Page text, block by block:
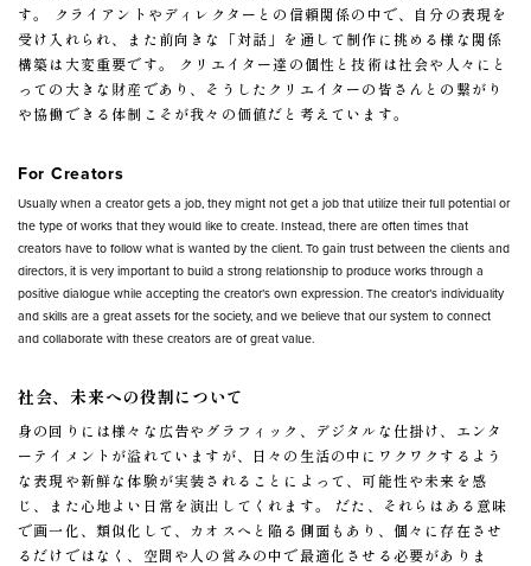
す。 クライアントやディレクターとの信頼関係の中で、自分の表現を
受け入れられ、また前向きな「対話」を通して制作に挑める様な関係
構築は大変重要です。 クリエイター達の個性と技術は社会や人々にと
っての大きな財産であり、そうしたクリエイターの皆さんとの繋がり
や協働できる体制こそが我々の価値だと考えています。
For Creators
Usually when a creator gets a job, they might not get a job that utilize their full potential or
the type of works that they would like to create. Instead, there are often times that
creators have to follow what is wanted by the client. To gain trust between the clients and
directors, it is very important to build a strong relationship to produce works through a
positive dialogue while accepting the creator’s own expression. The creator’s individuality
and skills are a great assets for the society, and we believe that our system to connect
and collaborate with these creators are of great value.
社会、未来への役割について
身の回りには様々な広告やグラフィック、デジタルな仕掛け、エンタ
ーテイメントが溢れていますが、日々の生活の中にワクワクするよう
な表現や新鮮な体験が実装されることによって、可能性や未来を感
じ、また心地よい日常を演出してくれます。 だた、それらはある意味
で画一化、類似化して、カオスへと陥る側面もあり、個々に存在させ
るだけではなく、空間や人の営みの中で最適化させる必要がありま